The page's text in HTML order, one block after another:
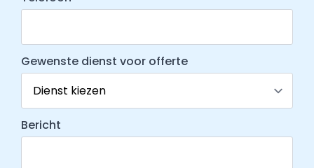
Gewenste dienst voor offerte
Bericht